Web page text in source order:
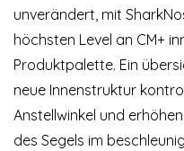
unverändert, mit
höchsten Level an CM+
Produktpalette. Ein
neue Innenstruktur
Anstellwinkel und
des Segels im